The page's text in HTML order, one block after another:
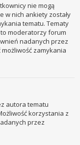
nie mogą
w nich ankiety zostały
tematu. Tematy
moderatorzy forum
nadanych przez
zamykania
autora tematu
korzystania z
przez